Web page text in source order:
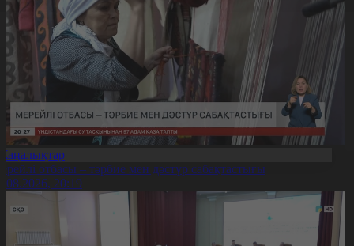
отбасы – тәрбие мен дәстүр сабақтастығы
20:19